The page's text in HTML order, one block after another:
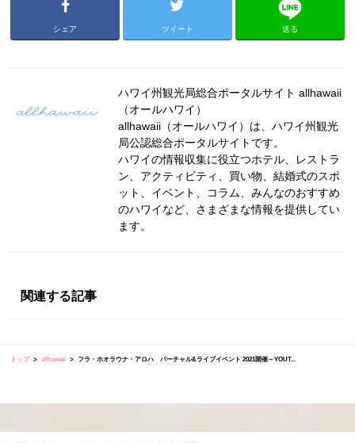
シェア ツイート 送る
ハワイ州観光局総合ポータルサイト allhawaii
（オールハワイ）
allhawaii（オールハワイ）は、ハワイ州観光
局公認総合ポータルサイトです。
ハワイの情報収集に役立つホテル、レストラ
ン、アクティビティ、買い物、結婚式のスポ
ット、イベント、コラム、みんなのおすすめ
のハワイなど、さまざまな情報を提供してい
ます。
関連する記事
トップ allhawaii フラ・ホオラウナ・アロハ バーチャル&ライブイベント 2021開催～YOUT...